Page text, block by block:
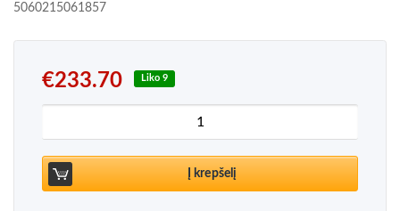
5060215061857
€233.70 Liko 9
produkto kiekis: Boadicea the Victorious Nemer
Į krepšelį